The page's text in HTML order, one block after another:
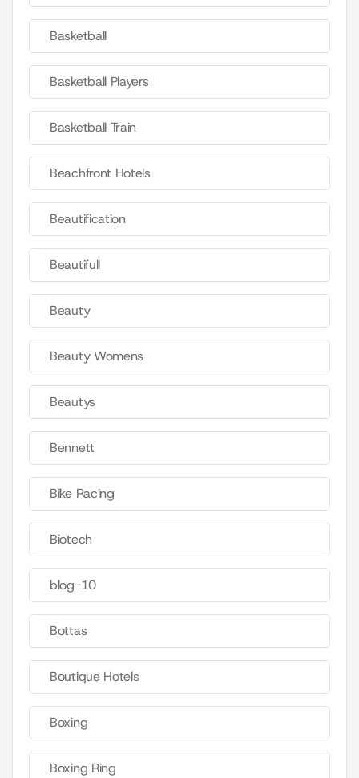
Basketball
Basketball Players
Basketball Train
Beachfront Hotels
Beautification
Beautifull
Beauty
Beauty Womens
Beautys
Bennett
Bike Racing
Biotech
blog-10
Bottas
Boutique Hotels
Boxing
Boxing Ring